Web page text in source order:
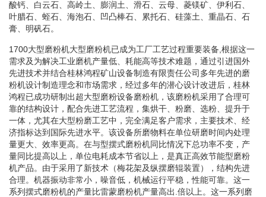
酸钙、白云石、高岭土、膨润土、滑石、云母、菱镁矿、伊利石、
叶腊石、蛭石、海泡石、凹凸棒石、累托石、硅藻土、重晶石、石
膏、明矾石。
1700大型磨粉机大型磨粉机已成为工厂工艺过程重要装备,根据这一
需求及为解决工业磨机产量低、耗能高等技术难题，通过引进国外
先进技术并结合桂林鸿程矿山设备制造有限责任公司多年先进的磨
粉机设计制造理念和市场需求，经过多年的潜心设计改进后，桂林
鸿程已成功研制出超大型磨粉设备磨粉机，该磨粉机采用了合理可
靠的结构设计，配合先进工艺流程，集烘干、粉磨、选粉、提升于
一体，尤其在大型粉磨工艺中，完全满足客户需求，主要技术、经
济指标达到国际先进水平。该设备所磨物料在单位研磨时间内处理
量更大、效率更高。在与型摆式磨粉机同比情况下总功率不变，产
量同比提高以上，单位电耗成本节省以上，是真正高效节能型磨粉
机产品。由于采用了新技术（梅花架及纵摆磨辊装置），结构先进
合理。机器振动非常小，噪音低，机械运行平稳，性能可靠。这一
系列摆式磨粉机的产量比雷蒙磨粉机产量高出.倍以上。这一系列磨